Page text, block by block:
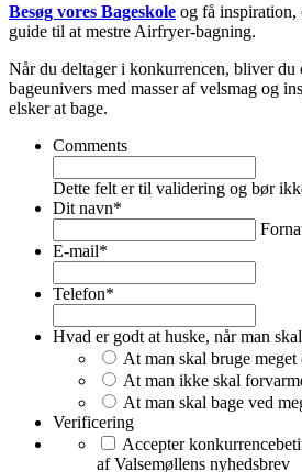
Besøg vores Bageskole og få inspiration,
guide til at mestre Airfryer-bagning.
Når du deltager i konkurrencen, bliver du
bageunivers med masser af velsmag og
elsker at bage.
Comments
Dette felt er til validering og bør
Dit navn*
E-mail*
Telefon*
Hvad er godt at huske, når man
At man skal bruge meget
At man ikke skal
At man skal bage ved
Verificering
Accepter
af Valsemøllens nyhedsbrev